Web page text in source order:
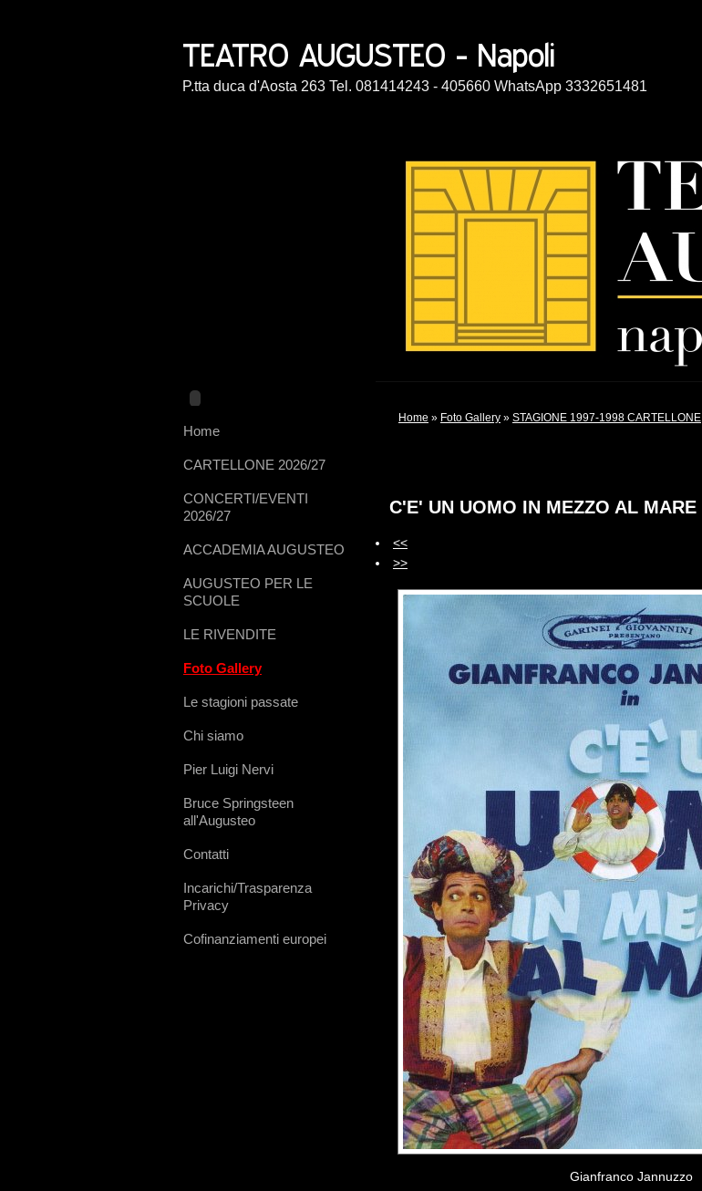
P.tta duca d'Aosta 263 Tel. 081414243 - 405660 WhatsApp 3332651481
Home
CARTELLONE 2026/27
CONCERTI/EVENTI
2026/27
ACCADEMIA AUGUSTEO
AUGUSTEO PER LE
SCUOLE
LE RIVENDITE
Foto Gallery
Le stagioni passate
Chi siamo
Pier Luigi Nervi
Bruce Springsteen
all'Augusteo
Contatti
Incarichi/Trasparenza
Privacy
Cofinanziamenti europei
Home » Foto Gallery » STAGIONE 1997-1998 CARTELLONE
C'E' UN UOMO IN MEZZO AL MARE
<<
>>
Gianfranco Jannuzzo